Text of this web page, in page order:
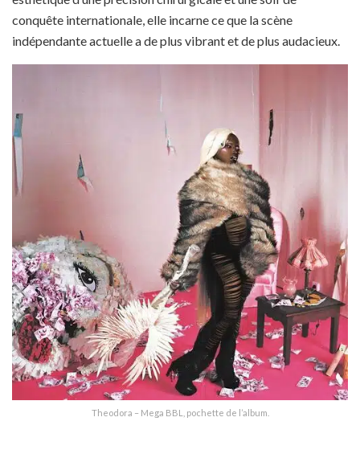
conquête internationale, elle incarne ce que la scène
indépendante actuelle a de plus vibrant et de plus audacieux.
Theodora – Mega BBL, pochette de l’album.